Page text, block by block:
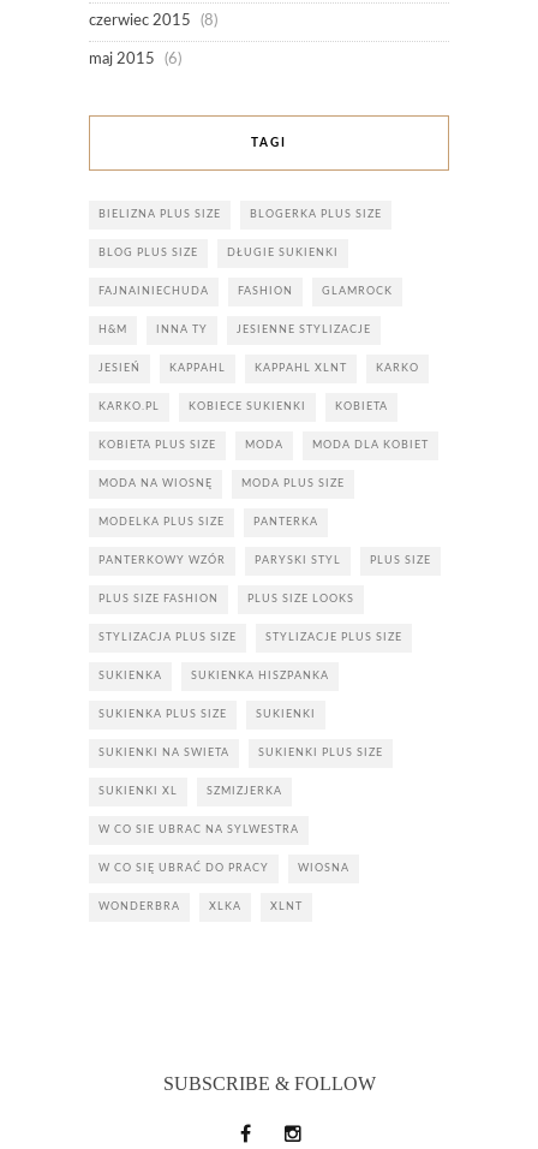
czerwiec 2015 (8)
maj 2015 (6)
TAGI
BIELIZNA PLUS SIZE BLOGERKA PLUS SIZE
BLOG PLUS SIZE DŁUGIE SUKIENKI
FAJNAINIECHUDA FASHION GLAMROCK
H&M INNA TY JESIENNE STYLIZACJE
JESIEŃ KAPPAHL KAPPAHL XLNT KARKO
KARKO.PL KOBIECE SUKIENKI KOBIETA
KOBIETA PLUS SIZE MODA MODA DLA KOBIET
MODA NA WIOSNĘ MODA PLUS SIZE
MODELKA PLUS SIZE PANTERKA
PANTERKOWY WZÓR PARYSKI STYL PLUS SIZE
PLUS SIZE FASHION PLUS SIZE LOOKS
STYLIZACJA PLUS SIZE STYLIZACJE PLUS SIZE
SUKIENKA SUKIENKA HISZPANKA
SUKIENKA PLUS SIZE SUKIENKI
SUKIENKI NA SWIETA SUKIENKI PLUS SIZE
SUKIENKI XL SZMIZJERKA
W CO SIE UBRAC NA SYLWESTRA
W CO SIĘ UBRAĆ DO PRACY WIOSNA
WONDERBRA XLKA XLNT
SUBSCRIBE & FOLLOW